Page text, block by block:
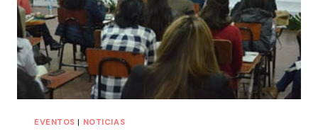
EVENTOS | NOTICIAS